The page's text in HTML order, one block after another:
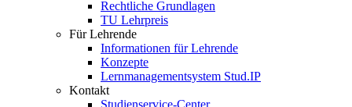
Rechtliche Grundlagen
TU Lehrpreis
Für Lehrende
Informationen für Lehrende
Konzepte
Lernmanagementsystem Stud.IP
Kontakt
Studienservice-Center